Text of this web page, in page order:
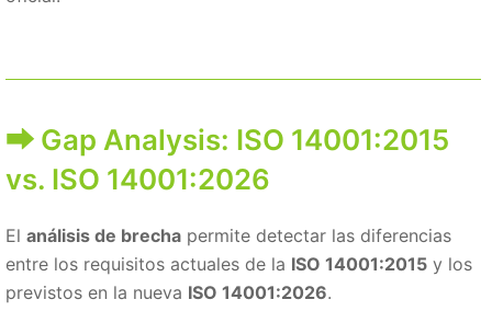
Gap Analysis: ISO 14001:2015
vs. ISO 14001:2026
El análisis de brecha permite detectar las diferencias
entre los requisitos actuales de la ISO 14001:2015 y los
previstos en la nueva ISO 14001:2026.